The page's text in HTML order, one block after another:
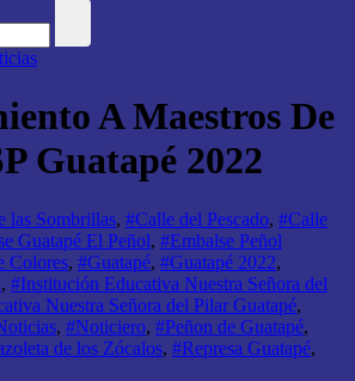
A Maestros De
Guatapé 2022
las Sombrillas, #Calle del Pescado, #Calle
Guatapé El Peñol, #Embalse Peñol
Colores, #Guatapé, #Guatapé 2022,
, #Institución Educativa Nuestra Señora del
Nuestra Señora del Pilar Guatapé,
, #Noticiero, #Peñon de Guatapé,
de los Zócalos, #Represa Guatapé,